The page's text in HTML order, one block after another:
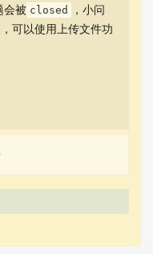
\LaTeX\ commands
1986], \lipsum
会被 closed
，小问
可以使用上传文件功